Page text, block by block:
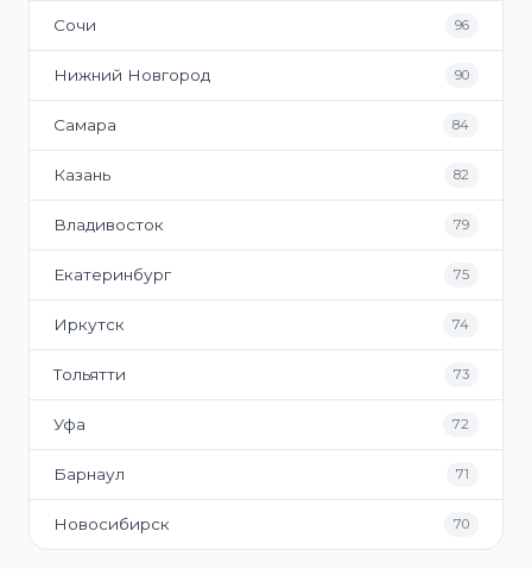
Сочи 96
Нижний Новгород 90
Самара 84
Казань 82
Владивосток 79
Екатеринбург 75
Иркутск 74
Тольятти 73
Уфа 72
Барнаул 71
Новосибирск 70